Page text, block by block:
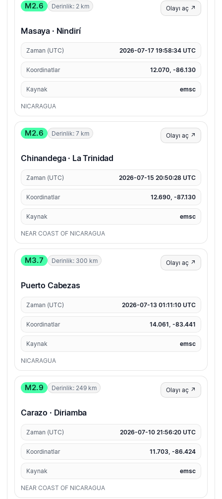
M2.6 Derinlik: 2 km Olayı aç ↗
Masaya · Nindirí
Zaman (UTC) 2026-07-17 19:58:34 UTC
Koordinatlar 12.070, -86.130
Kaynak emsc
NICARAGUA
M2.6 Derinlik: 7 km Olayı aç ↗
Chinandega · La Trinidad
Zaman (UTC) 2026-07-15 20:50:28 UTC
Koordinatlar 12.690, -87.130
Kaynak emsc
NEAR COAST OF NICARAGUA
M3.7 Derinlik: 300 km Olayı aç ↗
Puerto Cabezas
Zaman (UTC) 2026-07-13 01:11:10 UTC
Koordinatlar 14.061, -83.441
Kaynak emsc
NICARAGUA
M2.9 Derinlik: 249 km Olayı aç ↗
Carazo · Diriamba
Zaman (UTC) 2026-07-10 21:56:20 UTC
Koordinatlar 11.703, -86.424
Kaynak emsc
NEAR COAST OF NICARAGUA